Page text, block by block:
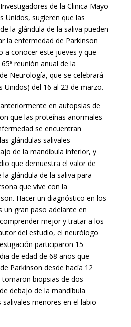
de la Clinica Mayo
Unidos, sugieren que las
la glándula de la saliva pueden
la enfermedad de Parkinson
a conocer este jueves y que
reunión anual de la
Neurología, que se celebrará
Unidos) del 16 al 23 de marzo.
en autopsias de
que las proteínas anormales
se encuentran
glándulas salivales
de la mandíbula inferior, y
que demuestra el valor de
glándula de la saliva para
que vive con la
Hacer un diagnóstico en los
un gran paso adelante en
mejor y tratar a los
del estudio, el neurólogo
participaron 15
de edad de 68 años que
Parkinson desde hacía 12
biopsias de dos
debajo de la mandíbula
salivales menores en el labio